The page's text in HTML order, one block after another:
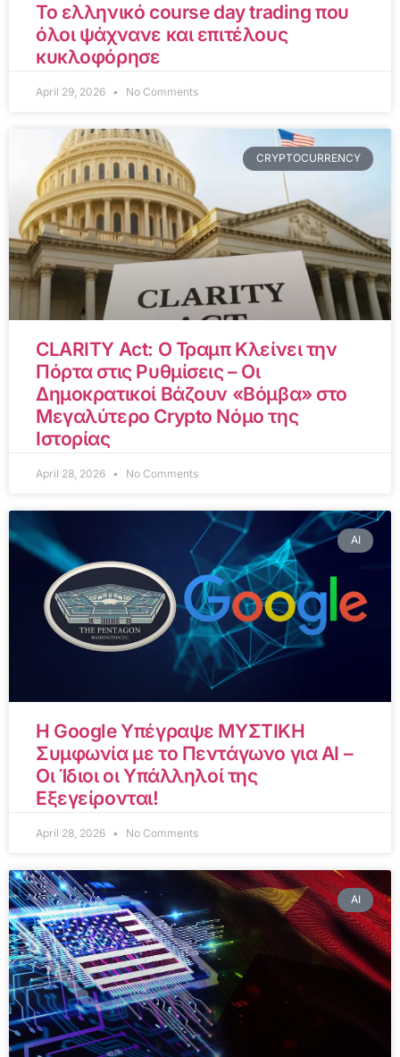
Το ελληνικό course day trading που
όλοι ψάχνανε και επιτέλους
κυκλοφόρησε
April 29, 2026 No Comments
CRYPTOCURRENCY
CLARITY Act: Ο Τραμπ Κλείνει την
Πόρτα στις Ρυθμίσεις – Οι
Δημοκρατικοί Βάζουν «Βόμβα» στο
Μεγαλύτερο Crypto Νόμο της
Ιστορίας
April 28, 2026 No Comments
AI
Η Google Υπέγραψε ΜΥΣΤΙΚΗ
Συμφωνία με το Πεντάγωνο για AI –
Οι Ίδιοι οι Υπάλληλοί της
Εξεγείρονται!
April 28, 2026 No Comments
AI